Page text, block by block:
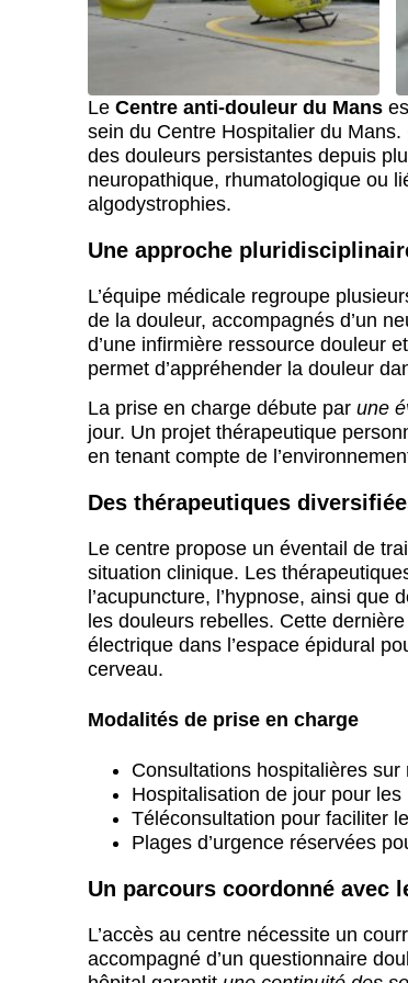
Le Centre anti-douleur du Mans
sein du Centre Hospitalier du
des douleurs persistantes depuis
neuropathique, rhumatologique ou
algodystrophies.
Une approche
L’équipe médicale regroupe
de la douleur, accompagnés d’un
d’une infirmière ressource douleur
permet d’appréhender la douleur
La prise en charge débute par une
jour. Un projet thérapeutique
en tenant compte de
Des thérapeutiques
Le centre propose un éventail de
situation clinique. Les
l’acupuncture, l’hypnose, ainsi que
les douleurs rebelles. Cette
électrique dans l’espace épidural
cerveau.
Modalités de prise en charge
Consultations hospitalières
Hospitalisation de jour pour
Téléconsultation pour faciliter
Plages d’urgence réservées
Un parcours coordonné avec
L’accès au centre nécessite un
accompagné d’un questionnaire